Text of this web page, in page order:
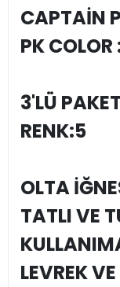
CAPTAİN
PK COLOR
3'LÜ
RENK:5
OLTA
TATLI VE
LEVREK